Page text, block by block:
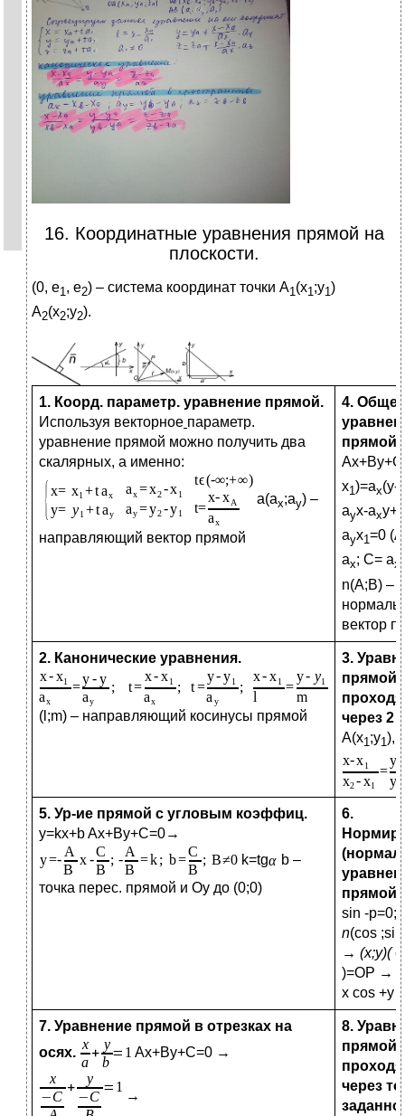
16.​ Координатные уравнения прямой на
плоскости.
(0, е1, е2) – система координат точки А1(х1;у1)
А2(х2;у2).
1. Коорд. параметр. уравнение прямой.
Используя векторное параметр.
уравнение прямой можно получить два
скалярных, а именно:
a(ax;ay) –
направляющий вектор прямой
4. Общее
прямой.
x1 )=ax(y-y
ayx-axy+a
ayx1=0
ax; C= ax
n(A;B) –
вектор
2. Канонические уравнения.
(l;m) – направляющий косинусы прямой
3.
прямой
через 2
А(х1 ;у1 ),
5. Ур-ие прямой с угловым коэффиц.
y=kx+b Ax+By+C=0→
k=tg
b –
точка перес. прямой и Оу до (0;0)
6.
прямой.
sin -p=0; r
n(cos
→ (x;y)(
)=OP →
x cos +y
7. Уравнение прямой в отрезках на
осях.
Ax+By+C=0 →
→
8.
прямой
через